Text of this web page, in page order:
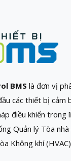
BMS là đơn vị
các thiết bị cảm
điều khiển trong
Quản lý Tòa nhà
Không khí (HVAC)